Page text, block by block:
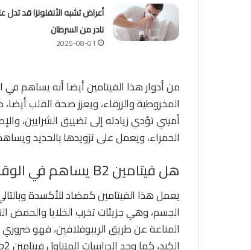
أعراض تشبه الأنفلونزا قد تدل
نادر من السرطان
2025-08-01
من أدوار هذا الفيتامين أيضا أنه يساهم
المخروطية والزرقاء، ويعزز صحة القلب
أميني تؤدي زيادته إلى تضييق الشرايين،
الحمراء، ويعمل على تزويدها بالحديد
هل فيتامين B2 يساهم في الوقاية من السرطان؟
يعمل هذا الفيتامين كمضاد للأكسدة
الجسم، وهي جزيئات تخرب الخلايا والحمض
المناعة عن طريق الريبوفلافين، فهو